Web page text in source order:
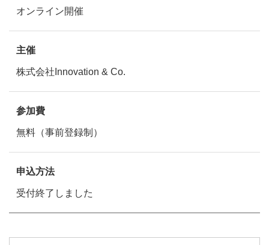
オンライン開催
主催
株式会社Innovation & Co.
参加費
無料（事前登録制）
申込方法
受付終了しました